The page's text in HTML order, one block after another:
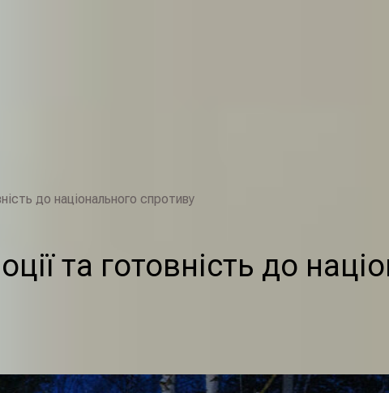
до національного спротиву
та готовність до